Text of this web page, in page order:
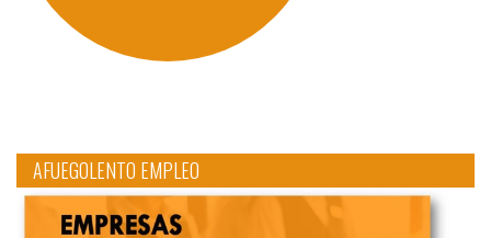
AFUEGOLENTO EMPLEO